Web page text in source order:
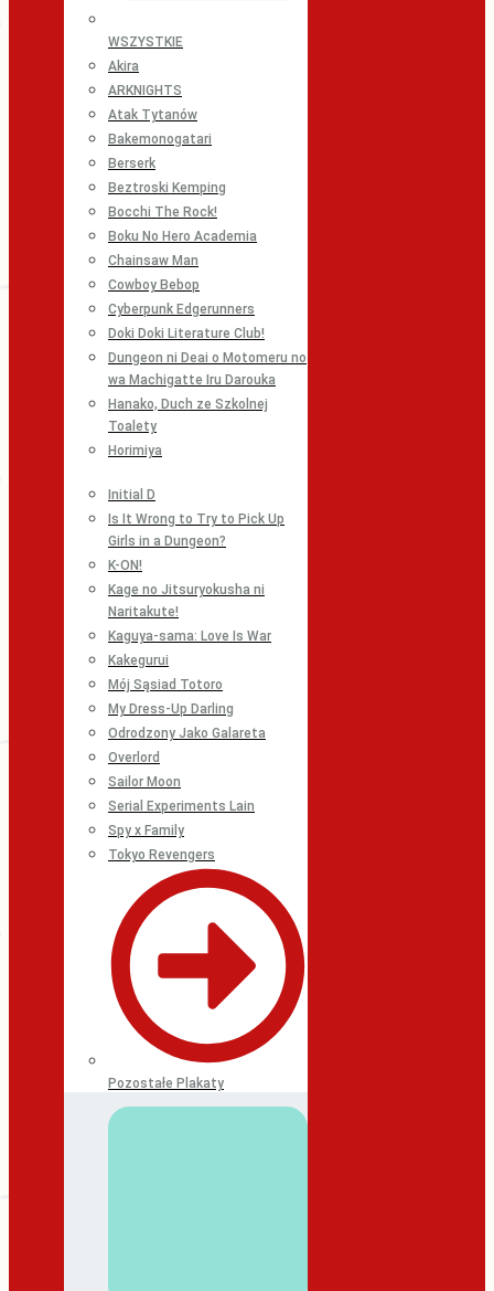
WSZYSTKIE
Akira
ARKNIGHTS
Atak Tytanów
Bakemonogatari
Berserk
Beztroski Kemping
Bocchi The Rock!
Boku No Hero Academia
Chainsaw Man
Cowboy Bebop
Cyberpunk Edgerunners
Doki Doki Literature Club!
Dungeon ni Deai o Motomeru no
wa Machigatte Iru Darouka
Hanako, Duch ze Szkolnej
Toalety
Horimiya
Initial D
Is It Wrong to Try to Pick Up
Girls in a Dungeon?
K-ON!
Kage no Jitsuryokusha ni
Naritakute!
Kaguya-sama: Love Is War
Kakegurui
Mój Sąsiad Totoro
My Dress-Up Darling
Odrodzony Jako Galareta
Overlord
Sailor Moon
Serial Experiments Lain
Spy x Family
Tokyo Revengers
Pozostałe Plakaty